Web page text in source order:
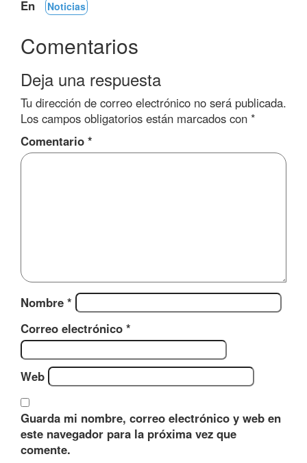
En Noticias
Comentarios
Deja una respuesta
Tu dirección de correo electrónico no será publicada.
Los campos obligatorios están marcados con *
Comentario *
Nombre *
Correo electrónico *
Web
Guarda mi nombre, correo electrónico y web en
este navegador para la próxima vez que
comente.